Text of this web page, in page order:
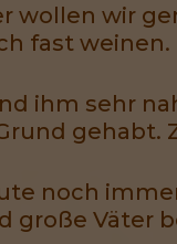
wollen wir
fast weinen.
ihm sehr
gehabt.
noch
große Väter